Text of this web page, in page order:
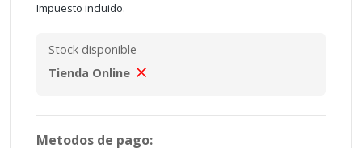
Impuesto incluido.
Stock disponible
Tienda Online
Metodos de pago: